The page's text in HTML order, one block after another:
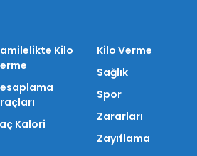
Kilo
Kalori
Kilo Verme
Sağlık
Spor
Zararları
Zayıflama